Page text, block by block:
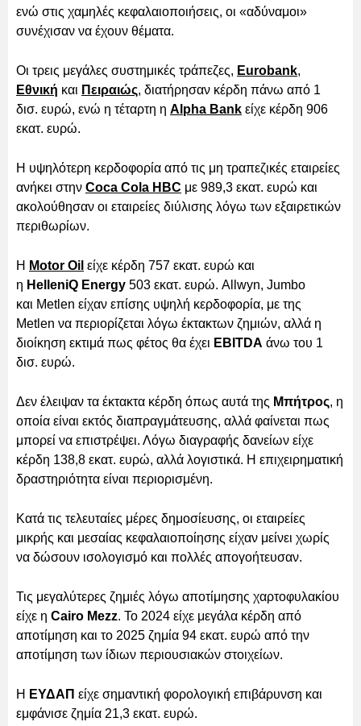
ενώ στις χαμηλές κεφαλαιοποιήσεις, οι «αδύναμοι»
συνέχισαν να έχουν θέματα.
Οι τρεις μεγάλες συστημικές τράπεζες, Eurobank,
Εθνική και Πειραιώς, διατήρησαν κέρδη πάνω από 1
δισ. ευρώ, ενώ η τέταρτη η Alpha Bank είχε κέρδη 906
εκατ. ευρώ.
Η υψηλότερη κερδοφορία από τις μη τραπεζικές εταιρείες
ανήκει στην Coca Cola HBC με 989,3 εκατ. ευρώ και
ακολούθησαν οι εταιρείες διύλισης λόγω των εξαιρετικών
περιθωρίων.
Η Motor Oil είχε κέρδη 757 εκατ. ευρώ και
η HelleniQ Energy 503 εκατ. ευρώ. Allwyn, Jumbo
και Metlen είχαν επίσης υψηλή κερδοφορία, με της
Metlen να περιορίζεται λόγω έκτακτων ζημιών, αλλά η
διοίκηση εκτιμά πως φέτος θα έχει EBITDA άνω του 1
δισ. ευρώ.
Δεν έλειψαν τα έκτακτα κέρδη όπως αυτά της Μπήτρος, η
οποία είναι εκτός διαπραγμάτευσης, αλλά φαίνεται πως
μπορεί να επιστρέψει. Λόγω διαγραφής δανείων είχε
κέρδη 138,8 εκατ. ευρώ, αλλά λογιστικά. Η επιχειρηματική
δραστηριότητα είναι περιορισμένη.
Κατά τις τελευταίες μέρες δημοσίευσης, οι εταιρείες
μικρής και μεσαίας κεφαλαιοποίησης είχαν μείνει χωρίς
να δώσουν ισολογισμό και πολλές απογοήτευσαν.
Τις μεγαλύτερες ζημιές λόγω αποτίμησης χαρτοφυλακίου
είχε η Cairo Mezz. Το 2024 είχε μεγάλα κέρδη από
αποτίμηση και το 2025 ζημία 94 εκατ. ευρώ από την
αποτίμηση των ίδιων περιουσιακών στοιχείων.
Η ΕΥΔΑΠ είχε σημαντική φορολογική επιβάρυνση και
εμφάνισε ζημία 21,3 εκατ. ευρώ.